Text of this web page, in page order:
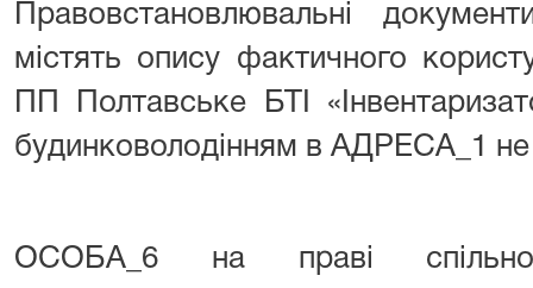
Правовстановлювальні
містять опису фактичного
ПП Полтавське БТІ
будинковолодінням в АДРЕСА_1 не
ОСОБА_6 на праві